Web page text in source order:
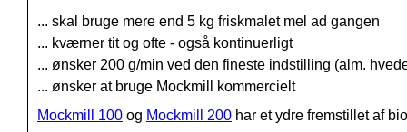
... skal bruge mere end 5 kg friskmalet mel ad gangen
... kværner tit og ofte - også kontinuerligt
... ønsker 200 g/min ved den fineste indstilling (alm.
... ønsker at bruge Mockmill kommercielt
Mockmill 100 og Mockmill 200 har et ydre fremstillet af